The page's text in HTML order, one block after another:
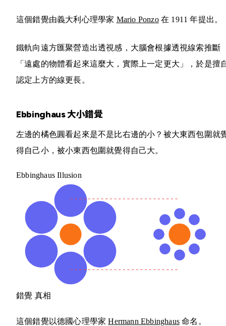
這個錯覺由義大利心理學家 Mario Ponzo在 1911 年提出。
鐵軌向遠方匯聚營造出透視感，大腦會根據透視線索推斷
「遠處的物體看起來這麼大，實際上一定更大」，於是擅
認定上方的線更長。
Ebbinghaus 大小錯覺
左邊的橘色圓看起來是不是比右邊的小？被大東西包圍就
得自己小，被小東西包圍就覺得自己大。
Ebbinghaus Illusion
錯覺 真相
這個錯覺以德國心理學家Hermann Ebbinghaus 命名。